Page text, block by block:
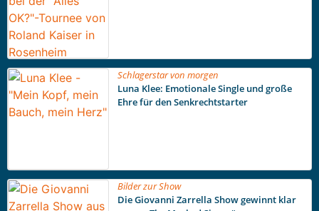
Schlagerstar von morgen
Luna Klee: Emotionale Single und große
Ehre für den Senkrechtstarter
Bilder zur Show
Die Giovanni Zarrella Show gewinnt klar